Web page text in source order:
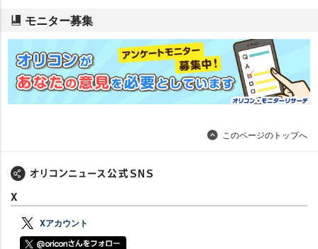
モニター募集
このページのトップへ
X
Xアカウント